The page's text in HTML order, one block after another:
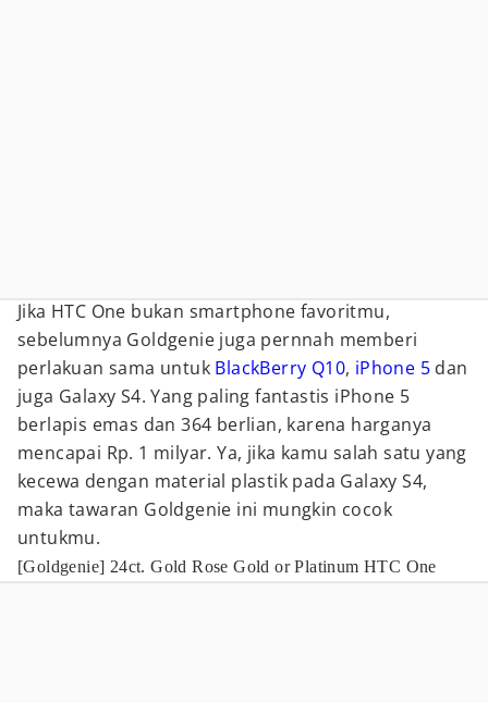
Jika HTC One bukan smartphone favoritmu,
sebelumnya Goldgenie juga pernnah memberi
perlakuan sama untuk BlackBerry Q10, iPhone 5 dan
juga Galaxy S4. Yang paling fantastis iPhone 5
berlapis emas dan 364 berlian, karena harganya
mencapai Rp. 1 milyar. Ya, jika kamu salah satu yang
kecewa dengan material plastik pada Galaxy S4,
maka tawaran Goldgenie ini mungkin cocok
untukmu.
[Goldgenie] 24ct. Gold Rose Gold or Platinum HTC One